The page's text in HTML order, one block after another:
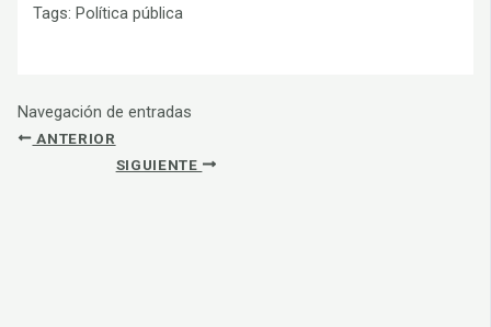
Tags:Política pública
Navegación de entradas
ANTERIOR
SIGUIENTE